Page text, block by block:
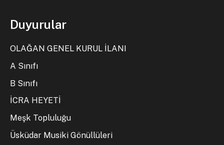
Duyurular
OLAĞAN GENEL KURUL İLANI
A Sınıfı
B Sınıfı
İCRA HEYETİ
Meşk Topluluğu
Üsküdar Musiki Gönüllüleri